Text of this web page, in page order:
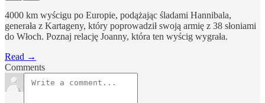
4000 km wyścigu po Europie, podążając śladami Hannibala,
generała z Kartageny, który poprowadził swoją armię z 38 słoniami
do Włoch. Poznaj relację Joanny, która ten wyścig wygrała.
Read →
Comments